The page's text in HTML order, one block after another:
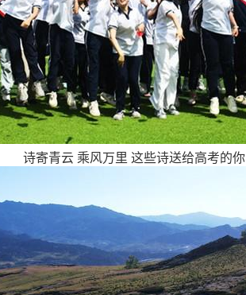
诗寄青云 乘风万里 这些诗送给高考的你